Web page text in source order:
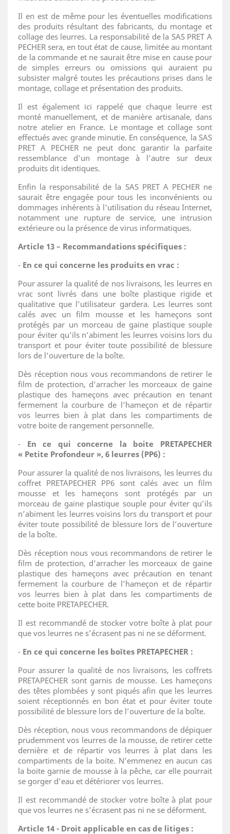
Il en est de même pour les éventuelles modifications
des produits résultant des fabricants, du montage et
collage des leurres. La responsabilité de la SAS PRET A
PECHER sera, en tout état de cause, limitée au montant
de la commande et ne saurait être mise en cause pour
de simples erreurs ou omissions qui auraient pu
subsister malgré toutes les précautions prises dans le
montage, collage et présentation des produits.
Il est également ici rappelé que chaque leurre est
monté manuellement, et de manière artisanale, dans
notre atelier en France. Le montage et collage sont
effectués avec grande minutie. En conséquence, la SAS
PRET A PECHER ne peut donc garantir la parfaite
ressemblance d’un montage à l’autre sur deux
produits dit identiques.
Enfin la responsabilité de la SAS PRET A PECHER ne
saurait être engagée pour tous les inconvénients ou
dommages inhérents à l'utilisation du réseau Internet,
notamment une rupture de service, une intrusion
extérieure ou la présence de virus informatiques.
Article 13 – Recommandations spécifiques :
- En ce qui concerne les produits en vrac :
Pour assurer la qualité de nos livraisons, les leurres en
vrac sont livrés dans une boîte plastique rigide et
qualitative que l’utilisateur gardera. Les leurres sont
calés avec un film mousse et les hameçons sont
protégés par un morceau de gaine plastique souple
pour éviter qu’ils n’abiment les leurres voisins lors du
transport et pour éviter toute possibilité de blessure
lors de l’ouverture de la boîte.
Dès réception nous vous recommandons de retirer le
film de protection, d’arracher les morceaux de gaine
plastique des hameçons avec précaution en tenant
fermement la courbure de l’hameçon et de répartir
vos leurres bien à plat dans les compartiments de
votre boite de rangement personnelle.
-
En ce qui concerne la boite PRETAPECHER
« Petite Profondeur », 6 leurres (PP6) :
Pour assurer la qualité de nos livraisons, les leurres du
coffret PRETAPECHER PP6 sont calés avec un film
mousse et les hameçons sont protégés par un
morceau de gaine plastique souple pour éviter qu’ils
n’abiment les leurres voisins lors du transport et pour
éviter toute possibilité de blessure lors de l’ouverture
de la boîte.
Dès réception nous vous recommandons de retirer le
film de protection, d’arracher les morceaux de gaine
plastique des hameçons avec précaution en tenant
fermement la courbure de l’hameçon et de répartir
vos leurres bien à plat dans les compartiments de
cette boite PRETAPECHER.
Il est recommandé de stocker votre boîte à plat pour
que vos leurres ne s’écrasent pas ni ne se déforment.
- En ce qui concerne les boîtes PRETAPECHER :
Pour assurer la qualité de nos livraisons, les coffrets
PRETAPECHER sont garnis de mousse. Les hameçons
des têtes plombées y sont piqués afin que les leurres
soient réceptionnés en bon état et pour éviter toute
possibilité de blessure lors de l’ouverture de la boîte.
Dès réception, nous vous recommandons de dépiquer
prudemment vos leurres de la mousse, de retirer cette
dernière et de répartir vos leurres à plat dans les
compartiments de la boite. N’emmenez en aucun cas
la boite garnie de mousse à la pêche, car elle pourrait
se gorger d’eau et détériorer vos leurres.
Il est recommandé de stocker votre boîte à plat pour
que vos leurres ne s’écrasent pas ni ne se déforment.
Article 14 - Droit applicable en cas de litiges :